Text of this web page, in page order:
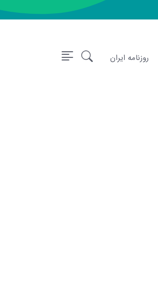
روزنامه ایران